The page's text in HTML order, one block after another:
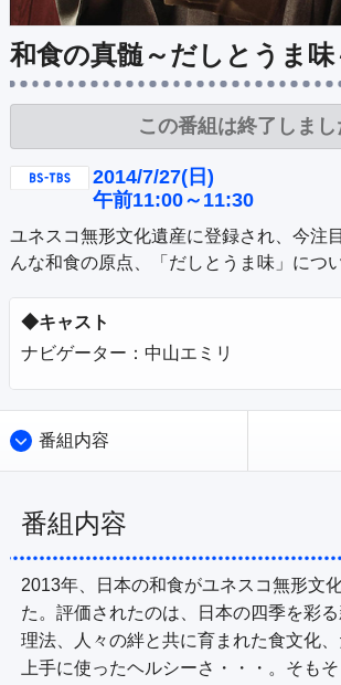
公式SNS プレゼ
ご意見・ご感想 会社情報
和食の真髄～だしとうま味
この番組は終了しまし
2014/7/27(日)
午前11:00～11:30
ユネスコ無形文化遺産に登録され、今注
んな和食の原点、「だしとうま味」につ
◆キャスト
ナビゲーター：中山エミリ
番組内容
番組内容
2013年、日本の和食がユネスコ無形文
た。評価されたのは、日本の四季を彩
理法、人々の絆と共に育まれた食文化
上手に使ったヘルシーさ・・・。そも